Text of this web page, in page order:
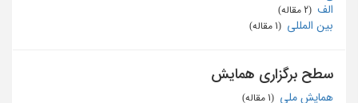
الف
بین المللی
سطح برگزاری همایش
همایش ملی